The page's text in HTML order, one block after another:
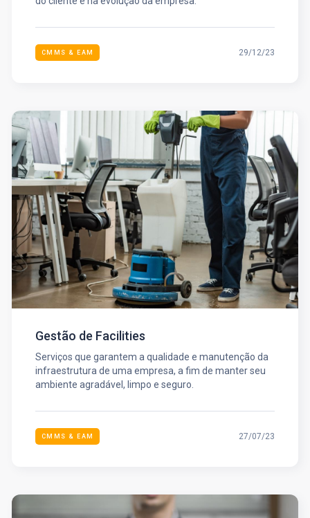
CMMS & EAM 29/12/23
Gestão de Facilities
Serviços que garantem a qualidade e manutenção da
infraestrutura de uma empresa, a fim de manter seu
ambiente agradável, limpo e seguro.
CMMS & EAM 27/07/23